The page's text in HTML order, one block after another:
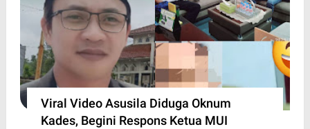
Viral Video Asusila Diduga Oknum
Kades, Begini Respons Ketua MUI